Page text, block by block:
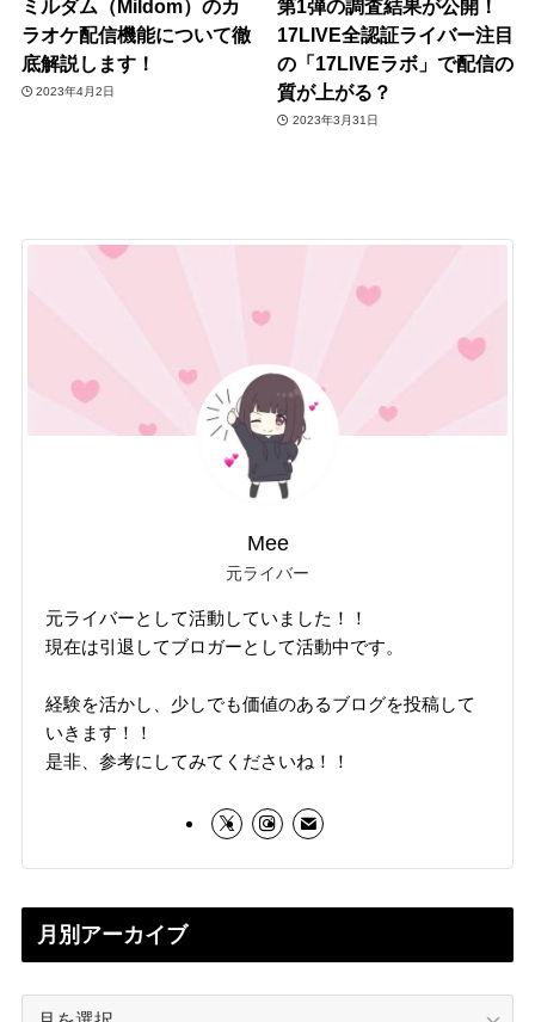
ミルダム（Mildom）のカ
ラオケ配信機能について徹
底解説します！
2023年4月2日
第1弾の調査結果が公開！
17LIVE全認証ライバー注目
の「17LIVEラボ」で配信の
質が上がる？
2023年3月31日
Mee
元ライバー
元ライバーとして活動していました！！
現在は引退してブロガーとして活動中です。
経験を活かし、少しでも価値のあるブログを投稿して
いきます！！
是非、参考にしてみてくださいね！！
月別アーカイブ